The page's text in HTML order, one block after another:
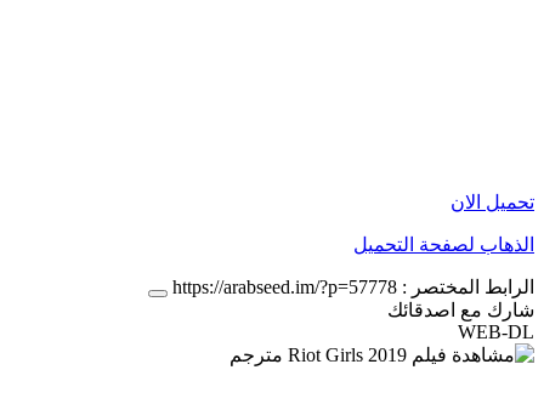
تحميل الان
الذهاب لصفحة التحميل
الرابط المختصر : https://arabseed.im/?p=57778
شارك مع اصدقائك
WEB-DL